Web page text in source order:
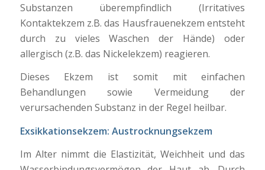
Substanzen überempfindlich (Irritatives
Kontaktekzem z.B. das Hausfrauenekzem entsteht
durch zu vieles Waschen der Hände) oder
allergisch (z.B. das Nickelekzem) reagieren.
Dieses Ekzem ist somit mit einfachen
Behandlungen sowie Vermeidung der
verursachenden Substanz in der Regel heilbar.
Exsikkationsekzem: Austrocknungsekzem
Im Alter nimmt die Elastizität, Weichheit und das